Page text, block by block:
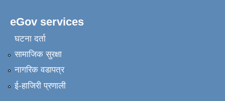
eGov services
घटना दर्ता
सामाजिक सुरक्षा
नागरिक वडापत्र
ई-हाजिरी प्रणाली